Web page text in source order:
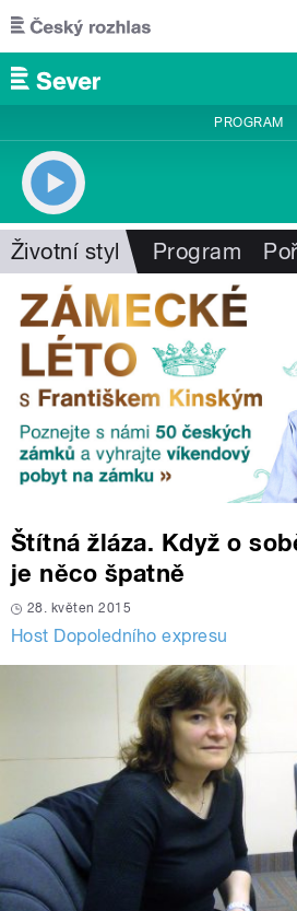
Přejít k hlavnímu obsahu
PROGRAM
Životní styl Program
Štítná žláza. Když o
je něco špatně
28. květen 2015
Host Dopoledního expresu